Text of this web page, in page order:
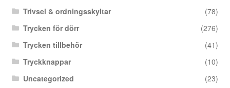
Trivsel & ordningsskyltar
(78)
Trycken för dörr
(276)
Trycken tillbehör
(41)
Tryckknappar
(10)
Uncategorized
(23)